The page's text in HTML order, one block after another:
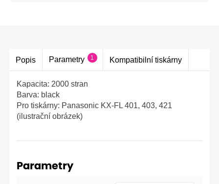
Popis Parametry 1 Kompatibilní tiskárny
Kapacita: 2000 stran
Barva: black
Pro tiskárny: Panasonic KX-FL 401, 403, 421
(ilustrační obrázek)
Parametry